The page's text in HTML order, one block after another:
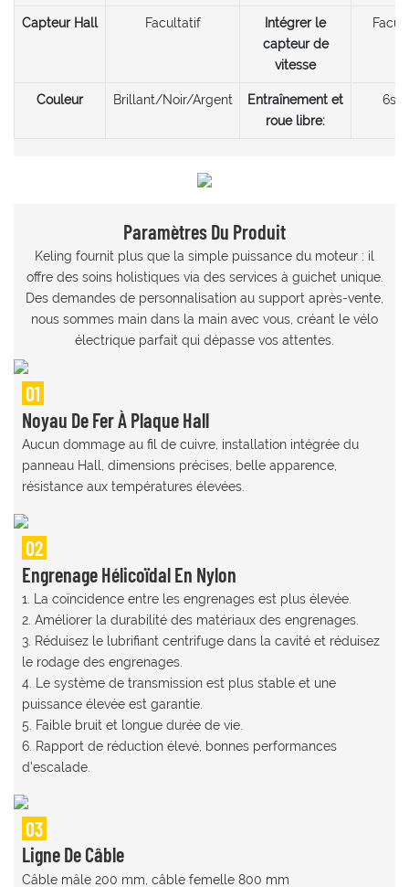
Capteur Hall Facultatif
Intégrer le
capteur de
vitesse
Couleur Brillant/Noir/Argent
Entraînement et
roue libre:
6s-
Paramètres Du Produit
Keling fournit plus que la simple puissance du moteur : il
offre des soins holistiques via des services à guichet unique.
Des demandes de personnalisation au support après-vente,
nous sommes main dans la main avec vous, créant le vélo
électrique parfait qui dépasse vos attentes.
01
Noyau De Fer À Plaque Hall
Aucun dommage au fil de cuivre, installation intégrée du
panneau Hall, dimensions précises, belle apparence,
résistance aux températures élevées.
02
Engrenage Hélicoïdal En Nylon
1. La coïncidence entre les engrenages est plus élevée.
2. Améliorer la durabilité des matériaux des engrenages.
3. Réduisez le lubrifiant centrifuge dans la cavité et réduisez
le rodage des engrenages.
4. Le système de transmission est plus stable et une
puissance élevée est garantie.
5. Faible bruit et longue durée de vie.
6. Rapport de réduction élevé, bonnes performances
d'escalade.
03
Ligne De Câble
Câble mâle 200 mm, câble femelle 800 mm